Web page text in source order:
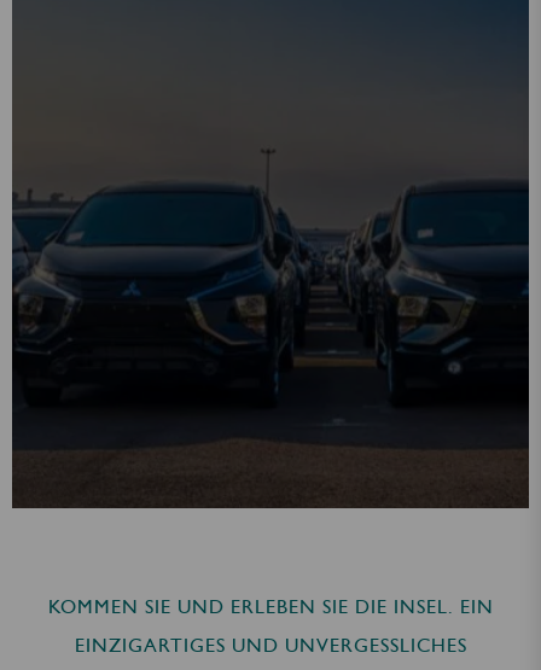
KOMMEN SIE UND ERLEBEN SIE DIE INSEL. EIN
EINZIGARTIGES UND UNVERGESSLICHES